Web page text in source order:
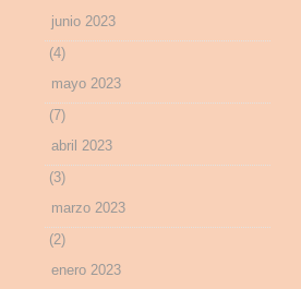
junio 2023
(4)
mayo 2023
(7)
abril 2023
(3)
marzo 2023
(2)
enero 2023